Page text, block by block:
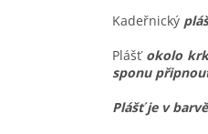
Kadeřnický
Plášť okolo
sponu
Plášť je v